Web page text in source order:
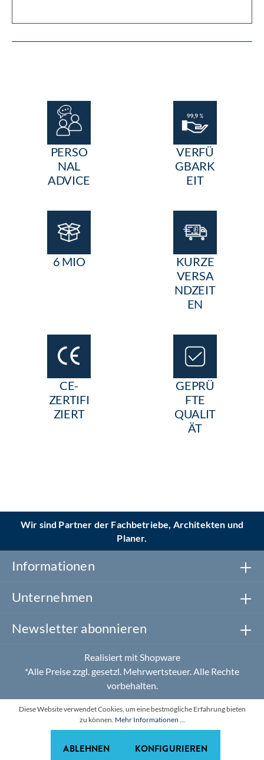
PERSO
NAL
ADVICE
VERFÜ
GBARK
EIT
6 MIO
KURZE
VERSA
NDZEIT
EN
CE-
ZERTIFI
ZIERT
GEPRÜ
FTE
QUALIT
ÄT
Wir sind Partner der Fachbetriebe, Architekten und
Planer.
Informationen
Unternehmen
Newsletter abonnieren
Realisiert mit Shopware
*Alle Preise zzgl. gesetzl. Mehrwertsteuer. Alle Rechte
vorbehalten.
Diese Website verwendet Cookies, um eine bestmögliche Erfahrung bieten
zu können. Mehr Informationen ...
ABLEHNEN KONFIGURIEREN